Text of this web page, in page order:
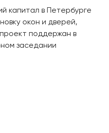
капитал в Петербурге
окон и дверей,
поддержан в
заседании